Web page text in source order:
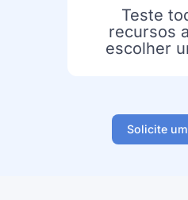
Teste
recursos
escolher
Solicite